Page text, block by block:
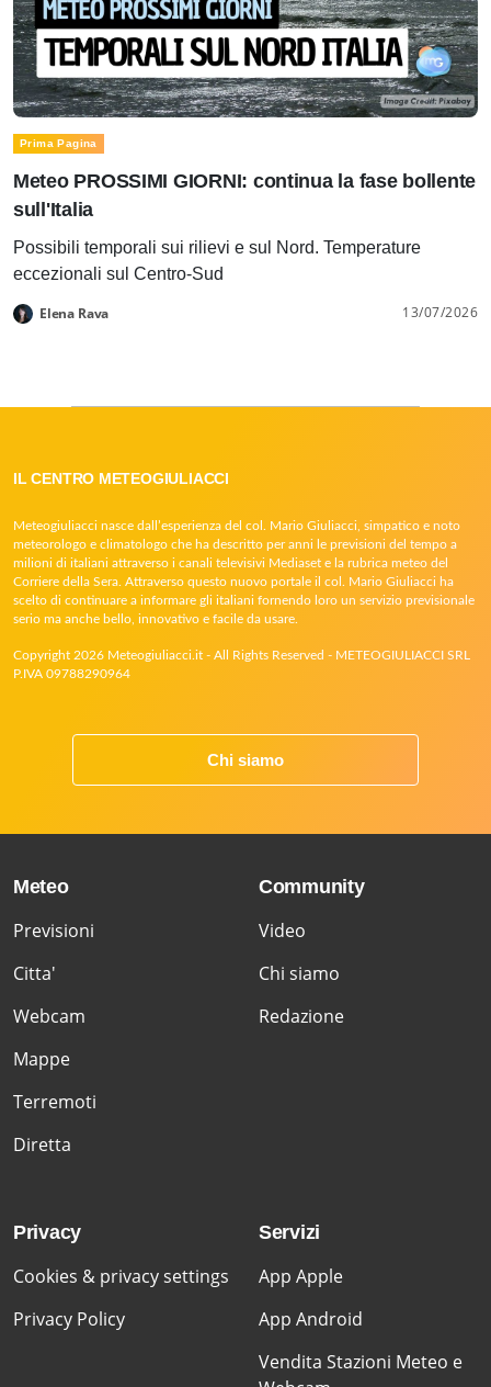
Prima Pagina
Meteo PROSSIMI GIORNI: continua la fase bollente
sull'Italia
Possibili temporali sui rilievi e sul Nord. Temperature
eccezionali sul Centro-Sud
Elena Rava 13/07/2026
IL CENTRO METEOGIULIACCI
Meteogiuliacci nasce dall’esperienza del col. Mario Giuliacci, simpatico e noto
meteorologo e climatologo che ha descritto per anni le previsioni del tempo a
milioni di italiani attraverso i canali televisivi Mediaset e la rubrica meteo del
Corriere della Sera. Attraverso questo nuovo portale il col. Mario Giuliacci ha
scelto di continuare a informare gli italiani fornendo loro un servizio previsionale
serio ma anche bello, innovativo e facile da usare.
Copyright 2026 Meteogiuliacci.it - All Rights Reserved - METEOGIULIACCI SRL
P.IVA 09788290964
Chi siamo
Meteo
Previsioni
Citta'
Webcam
Mappe
Terremoti
Diretta
Community
Video
Chi siamo
Redazione
Privacy
Cookies & privacy settings
Privacy Policy
Servizi
App Apple
App Android
Vendita Stazioni Meteo e